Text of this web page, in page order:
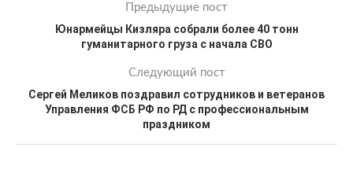
Предыдущие пост
Юнармейцы Кизляра собрали более 40 тонн
гуманитарного груза с начала СВО
Следующий пост
Сергей Меликов поздравил сотрудников и ветеранов
Управления ФСБ РФ по РД с профессиональным
праздником